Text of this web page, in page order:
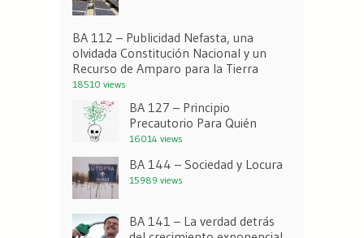
BA 112 – Publicidad Nefasta, una
olvidada Constitución Nacional y un
Recurso de Amparo para la Tierra
18510 views
BA 127 – Principio
Precautorio Para Quién
16014 views
BA 144 – Sociedad y Locura
15989 views
BA 141 – La verdad detrás